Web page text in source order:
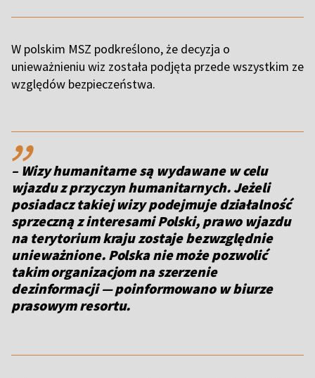
W polskim MSZ podkreślono, że decyzja o
unieważnieniu wiz została podjęta przede wszystkim ze
względów bezpieczeństwa.
,,
– Wizy humanitarne są wydawane w celu
wjazdu z przyczyn humanitarnych. Jeżeli
posiadacz takiej wizy podejmuje działalność
sprzeczną z interesami Polski, prawo wjazdu
na terytorium kraju zostaje bezwzględnie
unieważnione. Polska nie może pozwolić
takim organizacjom na szerzenie
dezinformacji — poinformowano w biurze
prasowym resortu.